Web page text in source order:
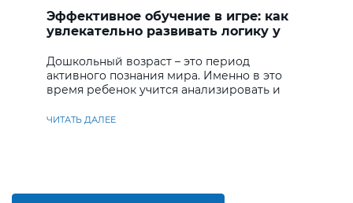
Эффективное обучение в игре: как
увлекательно развивать логику у
Дошкольный возраст – это период
активного познания мира. Именно в это
время ребенок учится анализировать и
ЧИТАТЬ ДАЛЕЕ